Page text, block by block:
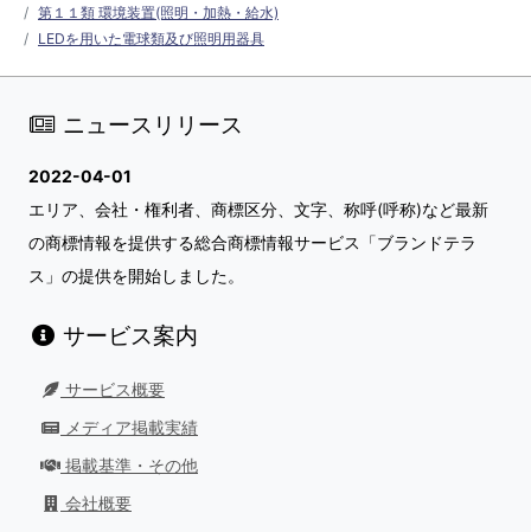
第１１類 環境装置(照明・加熱・給水)
LEDを用いた電球類及び照明用器具
ニュースリリース
2022-04-01
エリア、会社・権利者、商標区分、文字、称呼(呼称)など最新
の商標情報を提供する総合商標情報サービス「ブランドテラ
ス」の提供を開始しました。
サービス案内
サービス概要
メディア掲載実績
掲載基準・その他
会社概要